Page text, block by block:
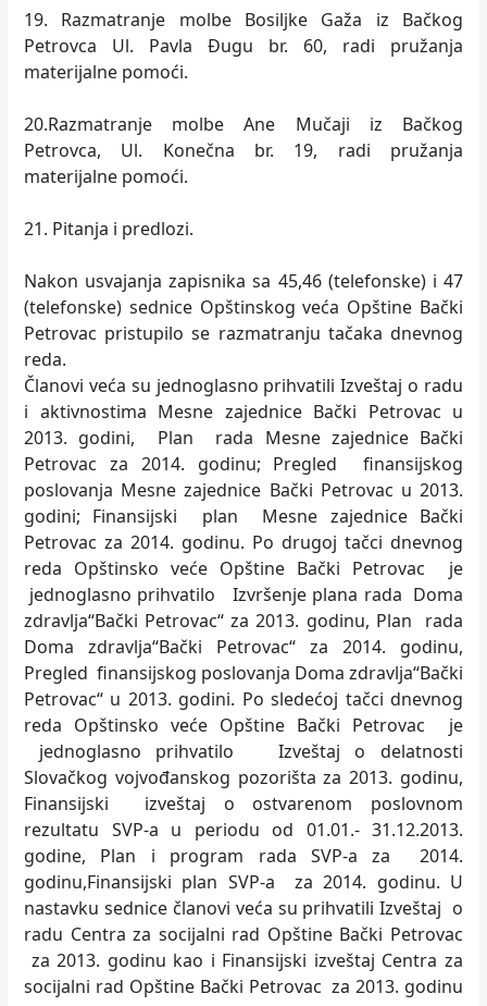
19. Razmatranje molbe Bosiljke Gaža iz Bačkog
Petrovca Ul. Pavla Đugu br. 60, radi pružanja
materijalne pomoći.
20.Razmatranje molbe Ane Mučaji iz Bačkog
Petrovca, Ul. Konečna br. 19, radi pružanja
materijalne pomoći.
21. Pitanja i predlozi.
Nakon usvajanja zapisnika sa 45,46 (telefonske) i 47
(telefonske) sednice Opštinskog veća Opštine Bački
Petrovac pristupilo se razmatranju tačaka dnevnog
reda.
Članovi veća su jednoglasno prihvatili Izveštaj o radu
i aktivnostima Mesne zajednice Bački Petrovac u
2013. godini, Plan rada Mesne zajednice Bački
Petrovac za 2014. godinu; Pregled finansijskog
poslovanja Mesne zajednice Bački Petrovac u 2013.
godini; Finansijski plan Mesne zajednice Bački
Petrovac za 2014. godinu. Po drugoj tačci dnevnog
reda Opštinsko veće Opštine Bački Petrovac je
jednoglasno prihvatilo Izvršenje plana rada Doma
zdravlja“Bački Petrovac“ za 2013. godinu, Plan rada
Doma zdravlja“Bački Petrovac“ za 2014. godinu,
Pregled finansijskog poslovanja Doma zdravlja“Bački
Petrovac“ u 2013. godini. Po sledećoj tačci dnevnog
reda Opštinsko veće Opštine Bački Petrovac je
jednoglasno prihvatilo Izveštaj o delatnosti
Slovačkog vojvođanskog pozorišta za 2013. godinu,
Finansijski izveštaj o ostvarenom poslovnom
rezultatu SVP-a u periodu od 01.01.- 31.12.2013.
godine, Plan i program rada SVP-a za 2014.
godinu,Finansijski plan SVP-a za 2014. godinu. U
nastavku sednice članovi veća su prihvatili Izveštaj o
radu Centra za socijalni rad Opštine Bački Petrovac
za 2013. godinu kao i Finansijski izveštaj Centra za
socijalni rad Opštine Bački Petrovac za 2013. godinu